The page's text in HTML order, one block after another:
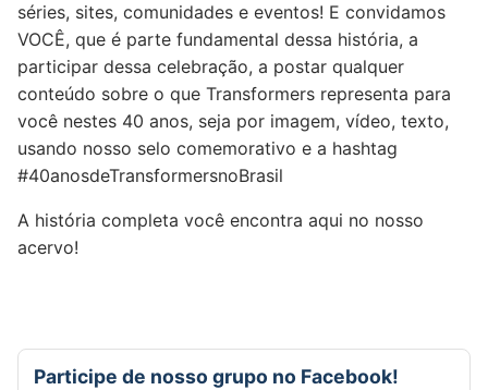
séries, sites, comunidades e eventos! E convidamos
VOCÊ, que é parte fundamental dessa história, a
participar dessa celebração, a postar qualquer
conteúdo sobre o que Transformers representa para
você nestes 40 anos, seja por imagem, vídeo, texto,
usando nosso selo comemorativo e a hashtag
#40anosdeTransformersnoBrasil
A história completa você encontra aqui no nosso
acervo!
Participe de nosso grupo no Facebook!